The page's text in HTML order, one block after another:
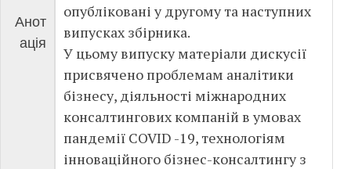
Анот
ація
опубліковані у другому та наступних
випусках збірника.
У цьому випуску матеріали дискусії
присвячено проблемам аналітики
бізнесу, діяльності міжнародних
консалтингових компаній в умовах
пандемії СOVID -19, технологіям
інноваційного бізнес-консалтингу з